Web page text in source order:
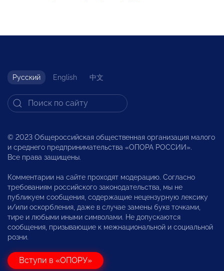
Русский English 中文
© 2023 Общероссийская общественная организация малого
и среднего предпринимательства «ОПОРА РОССИИ».
Все права защищены.
Комментарии на сайте проходят модерацию. Согласно
требованиям российского законодательства, мы не
публикуем сообщения, содержащие нецензурную лексику
и/или оскорбления, даже в случае замены букв точками,
тире и любыми иными символами. Не допускаются
сообщения, призывающие к межнациональной и социальной
розни.
Вступи в «ОПОРУ»